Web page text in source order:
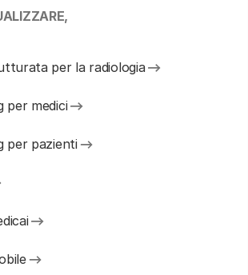
per la radiologia
per medici
per pazienti